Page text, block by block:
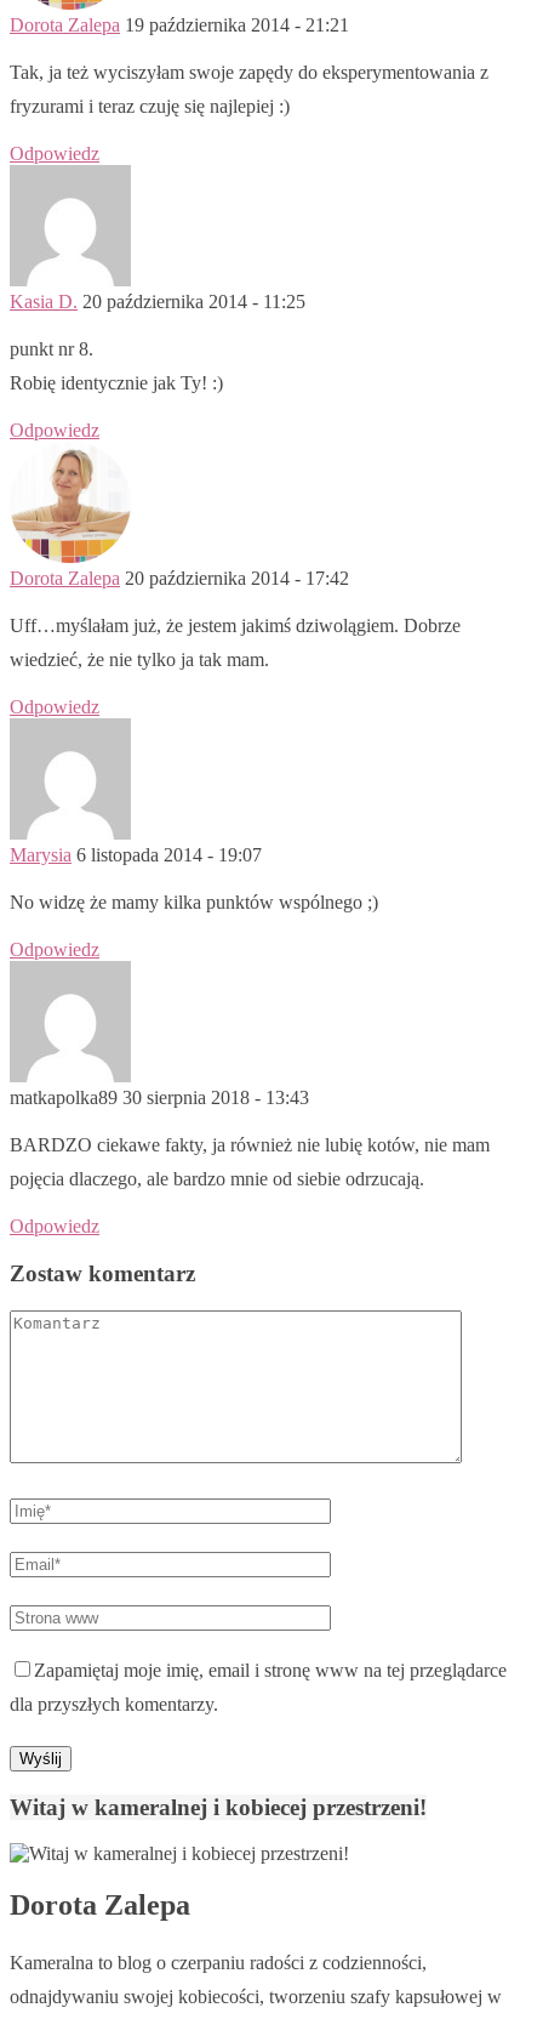
Dorota Zalepa 19 października 2014 - 21:21
Tak, ja też wyciszyłam swoje zapędy do eksperymentowania z
fryzurami i teraz czuję się najlepiej :)
Odpowiedz
Kasia D. 20 października 2014 - 11:25
punkt nr 8.
Robię identycznie jak Ty! :)
Odpowiedz
Dorota Zalepa 20 października 2014 - 17:42
Uff…myślałam już, że jestem jakimś dziwolągiem. Dobrze
wiedzieć, że nie tylko ja tak mam.
Odpowiedz
Marysia 6 listopada 2014 - 19:07
No widzę że mamy kilka punktów wspólnego ;)
Odpowiedz
matkapolka89 30 sierpnia 2018 - 13:43
BARDZO ciekawe fakty, ja również nie lubię kotów, nie mam
pojęcia dlaczego, ale bardzo mnie od siebie odrzucają.
Odpowiedz
Zostaw komentarz
Zapamiętaj moje imię, email i stronę www na tej przeglądarce
dla przyszłych komentarzy.
Witaj w kameralnej i kobiecej przestrzeni!
Dorota Zalepa
Kameralna to blog o czerpaniu radości z codzienności,
odnajdywaniu swojej kobiecości, tworzeniu szafy kapsułowej w